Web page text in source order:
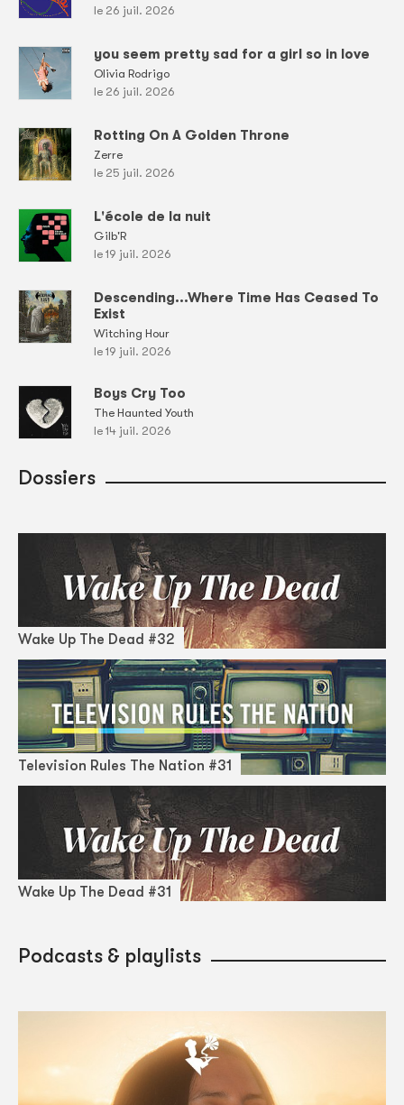
le 26 juil. 2026
you seem pretty sad for a girl so in love
Olivia Rodrigo
le 26 juil. 2026
Rotting On A Golden Throne
Zerre
le 25 juil. 2026
L'école de la nuit
Gilb'R
le 19 juil. 2026
Descending...Where Time Has Ceased To
Exist
Witching Hour
le 19 juil. 2026
Boys Cry Too
The Haunted Youth
le 14 juil. 2026
Dossiers
Wake Up The Dead #32
Television Rules The Nation #31
Wake Up The Dead #31
Podcasts & playlists